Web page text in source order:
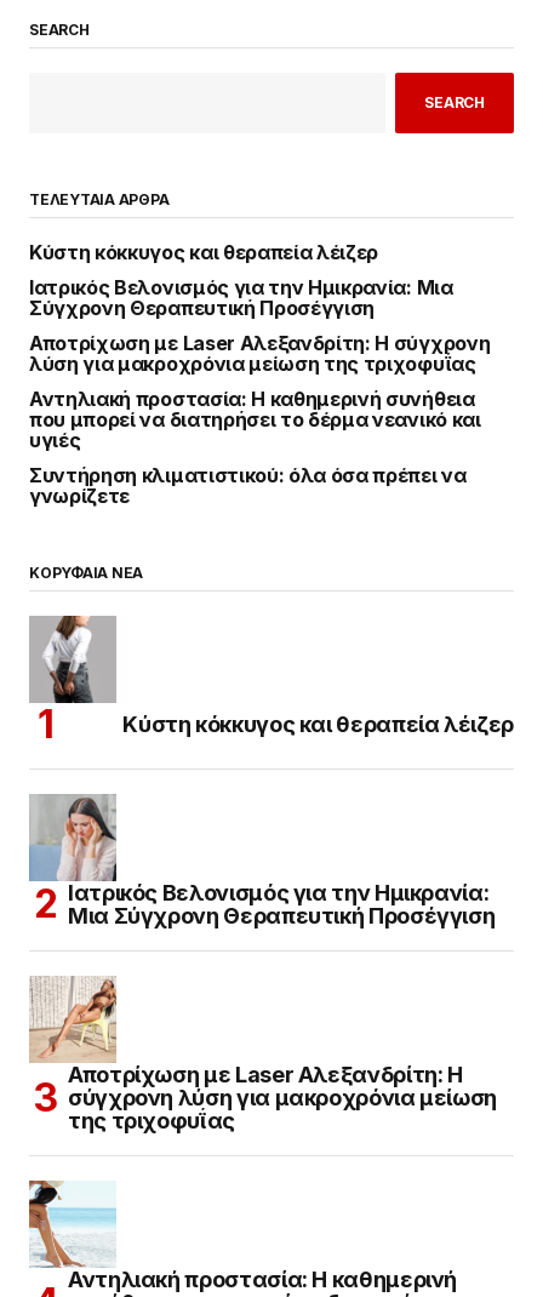
SEARCH
SEARCH
ΤΕΛΕΥΤΑΙΑ ΑΡΘΡΑ
Κύστη κόκκυγος και θεραπεία λέιζερ
Ιατρικός Βελονισμός για την Ημικρανία: Μια
Σύγχρονη Θεραπευτική Προσέγγιση
Αποτρίχωση με Laser Αλεξανδρίτη: Η σύγχρονη
λύση για μακροχρόνια μείωση της τριχοφυΐας
Αντηλιακή προστασία: Η καθημερινή συνήθεια
που μπορεί να διατηρήσει το δέρμα νεανικό και
υγιές
Συντήρηση κλιματιστικού: όλα όσα πρέπει να
γνωρίζετε
ΚΟΡΥΦΑΙΑ ΝΕΑ
Κύστη κόκκυγος και θεραπεία λέιζερ
Ιατρικός Βελονισμός για την Ημικρανία:
Μια Σύγχρονη Θεραπευτική Προσέγγιση
Αποτρίχωση με Laser Αλεξανδρίτη: Η
σύγχρονη λύση για μακροχρόνια μείωση
της τριχοφυΐας
Αντηλιακή προστασία: Η καθημερινή